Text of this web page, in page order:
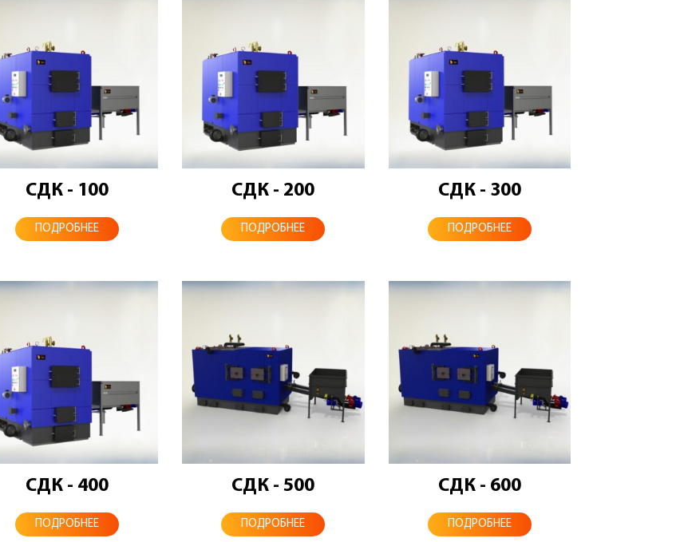
СДК - 100
ПОДРОБНЕЕ
СДК - 200
ПОДРОБНЕЕ
СДК - 300
ПОДРОБНЕЕ
СДК - 400
ПОДРОБНЕЕ
СДК - 500
ПОДРОБНЕЕ
СДК - 600
ПОДРОБНЕЕ